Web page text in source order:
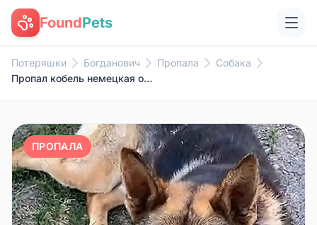
FoundPets
Потеряшки Богданович Пропала
Собака
Пропал кобель немецкая овчарка Рем, Глухово
ПРОПАЛА